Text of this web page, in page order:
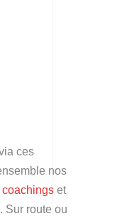
ces
nos
coachings et
. Sur route ou